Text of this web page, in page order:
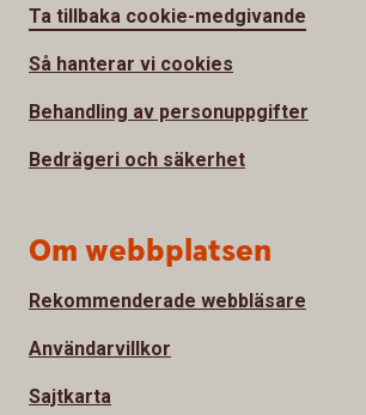
Ta tillbaka cookie-medgivande
Så hanterar vi cookies
Behandling av personuppgifter
Bedrägeri och säkerhet
Om webbplatsen
Rekommenderade webbläsare
Användarvillkor
Sajtkarta